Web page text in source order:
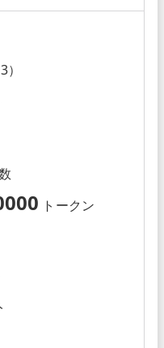
トークン